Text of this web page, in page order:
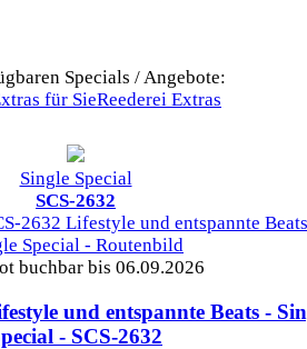
Specials / Angebote:
für SieReederei Extras
Single Special
SCS-2632
buchbar bis 06.09.2026
und entspannte Beats -
- SCS-2632